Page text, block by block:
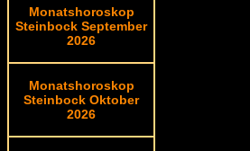
Monatshoroskop
Steinbock September
2026
Monatshoroskop
Steinbock Oktober
2026